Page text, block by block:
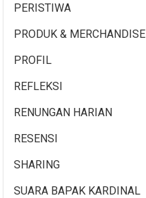
PERISTIWA
PRODUK & MERCHANDISE
PROFIL
REFLEKSI
RENUNGAN HARIAN
RESENSI
SHARING
SUARA BAPAK KARDINAL